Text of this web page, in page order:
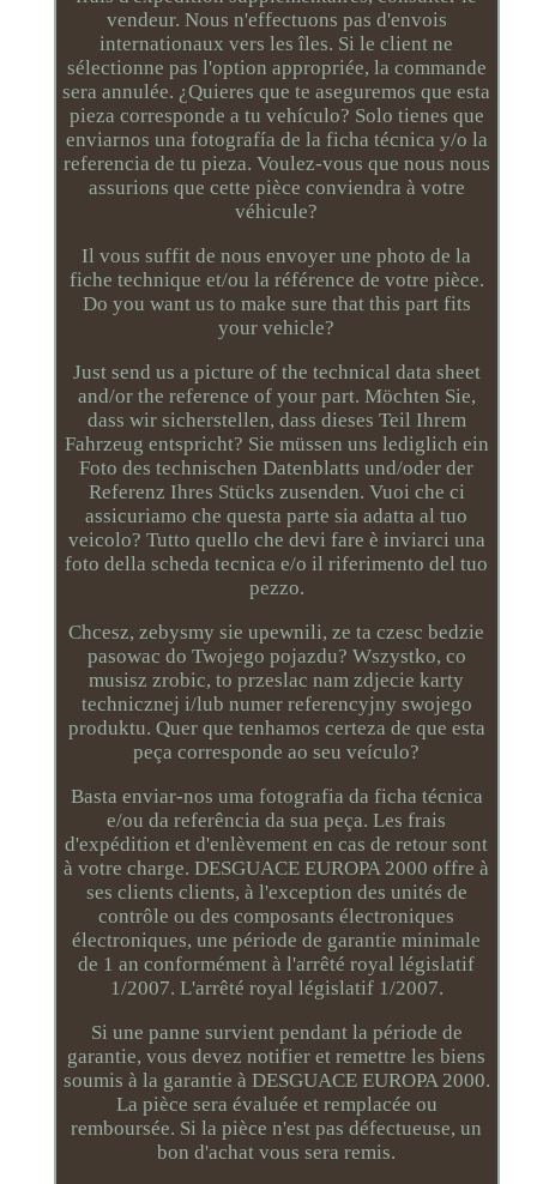
vendeur. Nous n'effectuons pas d'envois
internationaux vers les îles. Si le client ne
sélectionne pas l'option appropriée, la commande
sera annulée. ¿Quieres que te aseguremos que esta
pieza corresponde a tu vehículo? Solo tienes que
enviarnos una fotografía de la ficha técnica y/o la
referencia de tu pieza. Voulez-vous que nous nous
assurions que cette pièce conviendra à votre
véhicule?
Il vous suffit de nous envoyer une photo de la
fiche technique et/ou la référence de votre pièce.
Do you want us to make sure that this part fits
your vehicle?
Just send us a picture of the technical data sheet
and/or the reference of your part. Möchten Sie,
dass wir sicherstellen, dass dieses Teil Ihrem
Fahrzeug entspricht? Sie müssen uns lediglich ein
Foto des technischen Datenblatts und/oder der
Referenz Ihres Stücks zusenden. Vuoi che ci
assicuriamo che questa parte sia adatta al tuo
veicolo? Tutto quello che devi fare è inviarci una
foto della scheda tecnica e/o il riferimento del tuo
pezzo.
Chcesz, zebysmy sie upewnili, ze ta czesc bedzie
pasowac do Twojego pojazdu? Wszystko, co
musisz zrobic, to przeslac nam zdjecie karty
technicznej i/lub numer referencyjny swojego
produktu. Quer que tenhamos certeza de que esta
peça corresponde ao seu veículo?
Basta enviar-nos uma fotografia da ficha técnica
e/ou da referência da sua peça. Les frais
d'expédition et d'enlèvement en cas de retour sont
à votre charge. DESGUACE EUROPA 2000 offre à
ses clients clients, à l'exception des unités de
contrôle ou des composants électroniques
électroniques, une période de garantie minimale
de 1 an conformément à l'arrêté royal législatif
1/2007. L'arrêté royal législatif 1/2007.
Si une panne survient pendant la période de
garantie, vous devez notifier et remettre les biens
soumis à la garantie à DESGUACE EUROPA 2000.
La pièce sera évaluée et remplacée ou
remboursée. Si la pièce n'est pas défectueuse, un
bon d'achat vous sera remis.